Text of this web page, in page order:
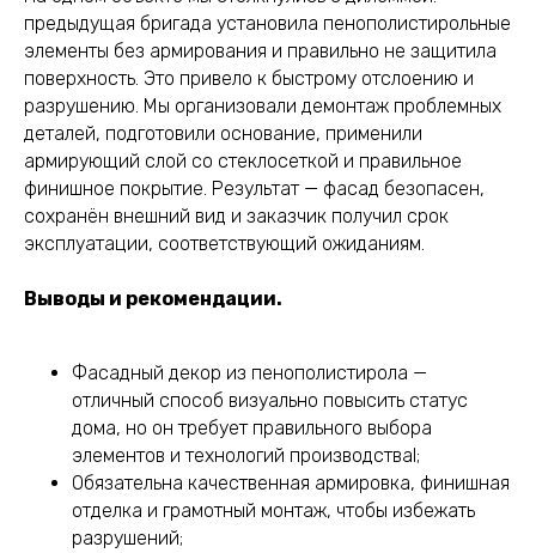
предыдущая бригада установила пенополистирольные
элементы без армирования и правильно не защитила
поверхность. Это привело к быстрому отслоению и
разрушению. Мы организовали демонтаж проблемных
деталей, подготовили основание, применили
армирующий слой со стеклосеткой и правильное
финишное покрытие. Результат — фасад безопасен,
сохранён внешний вид и заказчик получил срок
эксплуатации, соответствующий ожиданиям.
Выводы и рекомендации.
Фасадный декор из пенополистирола —
отличный способ визуально повысить статус
дома, но он требует правильного выбора
элементов и технологий производстваl;
Обязательна качественная армировка, финишная
отделка и грамотный монтаж, чтобы избежать
разрушений;